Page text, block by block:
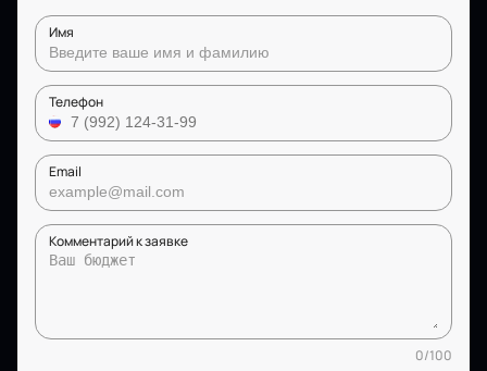
Имя
Телефон
Email
Комментарий к заявке
0/100